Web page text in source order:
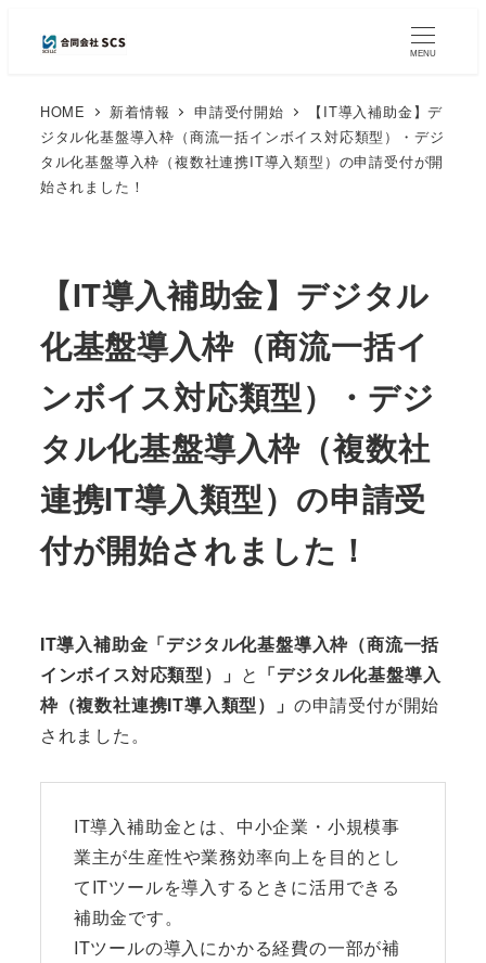
MENU
HOME 新着情報 申請受付開始
【IT導入補助金】デ
ジタル化基盤導入枠（商流一括インボイス対応類型）・デジ
タル化基盤導入枠（複数社連携IT導入類型）の申請受付が開
始されました！
【IT導入補助金】デジタル
化基盤導入枠（商流一括イ
ンボイス対応類型）・デジ
タル化基盤導入枠（複数社
連携IT導入類型）の申請受
付が開始されました！
IT導入補助金「デジタル化基盤導入枠（商流一括
インボイス対応類型）」 と 「デジタル化基盤導入
枠（複数社連携IT導入類型）」 の申請受付が開始
されました。
IT導入補助金とは、中小企業・小規模事
業主が生産性や業務効率向上を目的とし
てITツールを導入するときに活用できる
補助金です。
ITツールの導入にかかる経費の一部が補